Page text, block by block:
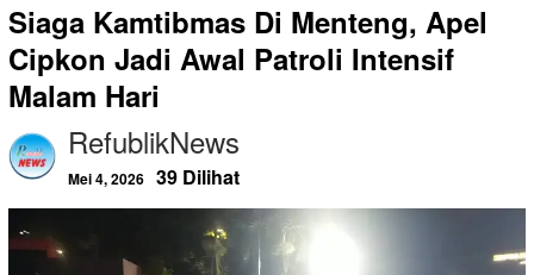
Siaga Kamtibmas Di Menteng, Apel
Cipkon Jadi Awal Patroli Intensif
Malam Hari
RefublikNews
Mei 4, 2026 39 Dilihat